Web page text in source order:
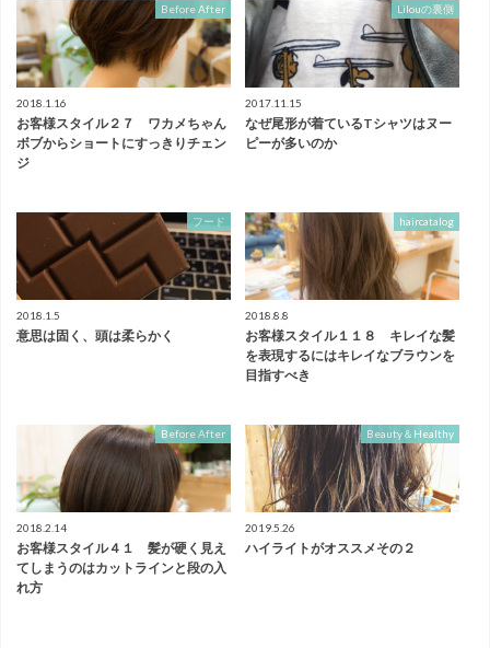
Before After
2018.1.16
お客様スタイル２７ ワカメちゃん
ボブからショートにすっきりチェン
ジ
Lilouの裏側
2017.11.15
なぜ尾形が着ているTシャツはヌー
ピーが多いのか
フード
2018.1.5
意思は固く、頭は柔らかく
haircatalog
2018.8.8
お客様スタイル１１８ キレイな髪
を表現するにはキレイなブラウンを
目指すべき
Before After
2018.2.14
お客様スタイル４１ 髪が硬く見え
てしまうのはカットラインと段の入
れ方
Beauty＆Healthy
2019.5.26
ハイライトがオススメその２